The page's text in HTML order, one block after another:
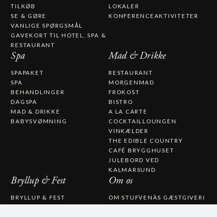
TILKØB
SE & GØRE
VANLIGE SPØRGSMÅL
GAVEKORT TIL HOTEL, SPA &
RESTAURANT​
LOKALER
KONFERENCEAKTIVITETER
Spa
SPAPAKET
SPA
BEHANDLINGER
DAGSPA
MAD & DRIKKE
BABYSVØMNING
Mad & Drikke
RESTAURANT
MORGENMAD
FROKOST
BISTRO
A LA CARTE
COCKTAILLOUNGEN
VINKÆLDER
THE EDIBLE COUNTRY
CAFÉ BRYGGHUSET
JULEBORD VED
KALMARSUND
Bryllup & Fest
BRYLLUP & FEST
Om os
OM STUFVENÄS GÆSTGIVERI